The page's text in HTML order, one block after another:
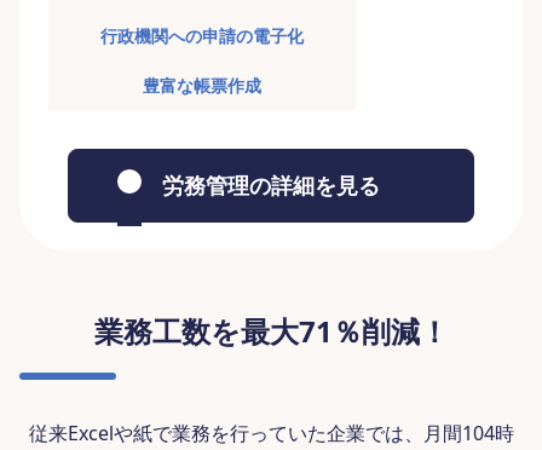
行政機関への申請の電子化
豊富な帳票作成
労務管理の詳細を見る
業務工数を最大71％削減！
従来Excelや紙で業務を行っていた企業では、月間104時